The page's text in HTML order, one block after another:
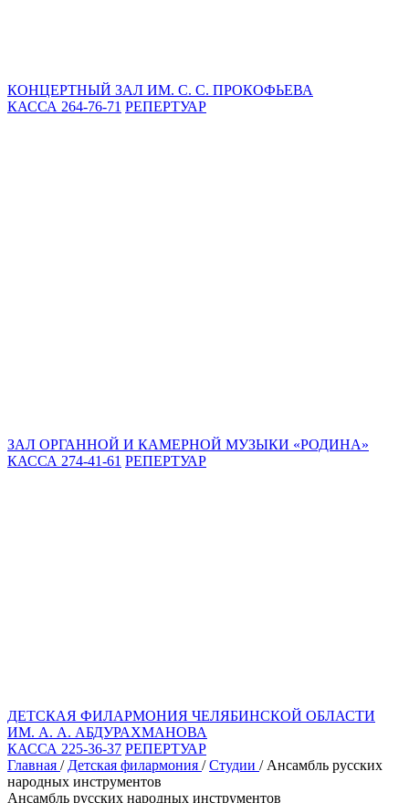
КОНЦЕРТНЫЙ ЗАЛ ИМ. С. С. ПРОКОФЬЕВА
КАССА 264-76-71 РЕПЕРТУАР
ЗАЛ ОРГАННОЙ И КАМЕРНОЙ МУЗЫКИ «РОДИНА»
КАССА 274-41-61 РЕПЕРТУАР
ДЕТСКАЯ ФИЛАРМОНИЯ ЧЕЛЯБИНСКОЙ ОБЛАСТИ
ИМ. А. А. АБДУРАХМАНОВА
КАССА 225-36-37 РЕПЕРТУАР
Главная / Детская филармония /Студии / Ансамбль русских
народных инструментов
Ансамбль русских народных инструментов